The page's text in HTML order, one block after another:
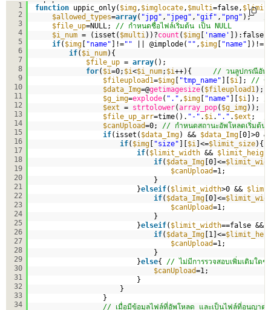
1
2
3
4
5
6
7
8
9
10
11
12
13
14
15
16
17
18
19
20
21
22
23
24
25
26
27
28
29
30
31
32
33
34
function uppic_only( $img , $imglocate , $multi=false,
$allowed_types=array( "jpg" , "jpeg" , "gif" , "png" );
$file_up=NULL; // กำหนดชื่อไฟล์เริ่มต้น เป็น NULL
$i_num = (isset( $multi ))?count ( $img [ 'name'
if( $img [ "name" ]!="" || @implode( "" , $img [ "name" ])!=
if( $i_num){
$file_up = array();
for( $i=0; $i<$i_num; $i++){ // วนลูปกร
$fileupload1=$img [ "tmp_name" ][$i ]; // ข้อ
$data_Img=@getimagesize( $fileupload1 );
$g_img=explode( "." , $img [ "name" ][$i ]);
$ext = strtolower(array_pop( $g_img));
$file_up_arr=time(). "-" . $i . "." . $ext ;
$canUpload=0; // กำหนดสถานะอัพโหลดเริ่มต้น
if(isset( $data_Img) && $data_Img [0]>0
if( $img [ "size" ][$i ]<=$limit_size
if( $limit_width &&
if( $data_Img [0]<=
$canUpload=1;
}
}elseif( $limit_width>0 &&
if( $data_Img [0]<=
$canUpload=1;
}
}elseif( $limit_width==false &&
if( $data_Img [1]<=
$canUpload=1;
}else{ // ไม่มีการรวจสอบเพิ่มเติมใดๆ
$canUpload
}
}
}
// เมื่อมีข้อมูลไฟล์ที่อัพโหลด และเป็นไฟล์ที่อนุญ